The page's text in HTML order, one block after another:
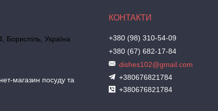
Бориспіль, Україна
магазин посуду та
+380 (98) 310-54-09
+380 (67) 682-17-84
dishes102@gmail.com
+380676821784
+380676821784